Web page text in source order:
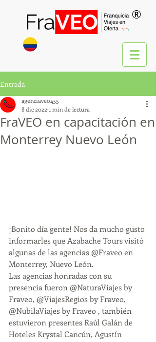
®
Entrada
FraVEO en capacitación en
Monterrey Nuevo León
agenciaveo455
8 dic 2022 1 min de lectura
¡Bonito día gente! Nos da mucho gusto
informarles que Azabache Tours visitó
algunas de las agencias @Fraveo en
Monterrey, Nuevo León.
Las agencias honradas con su
presencia fueron @NaturaViajes by
Fraveo, @ViajesRegios by Fraveo,
@NubilaViajes by Fraveo , también
estuvieron presentes Raúl Galán de
Hoteles Krystal Cancún, Agustín